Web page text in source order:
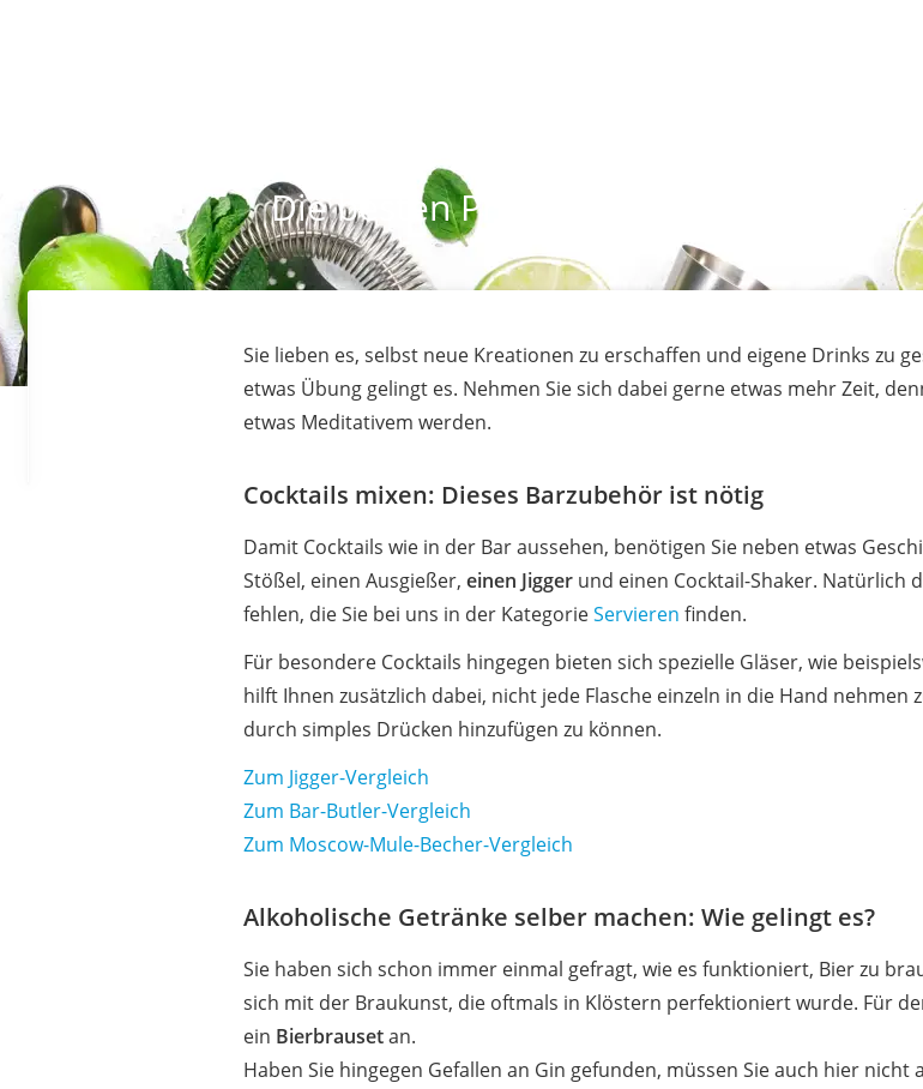
Die besten Produkte aus der Kategorie
Sie lieben es, selbst neue Kreationen zu erschaffen und eigene Drinks zu
etwas Übung gelingt es. Nehmen Sie sich dabei gerne etwas mehr Zeit,
etwas Meditativem werden.
Cocktails mixen: Dieses Barzubehör ist nötig
Damit Cocktails wie in der Bar aussehen, benötigen Sie neben etwas
Stößel, einen Ausgießer,einen Jigger und einen Cocktail-Shaker. Natürlich
fehlen, die Sie bei uns in der KategorieServieren finden.
Für besondere Cocktails hingegen bieten sich spezielle Gläser, wie
hilft Ihnen zusätzlich dabei, nicht jede Flasche einzeln in die Hand
durch simples Drücken hinzufügen zu können.
Zum Jigger-Vergleich
Zum Bar-Butler-Vergleich
Zum Moscow-Mule-Becher-Vergleich
Alkoholische Getränke selber machen: Wie gelingt es?
Sie haben sich schon immer einmal gefragt, wie es funktioniert, Bier zu
sich mit der Braukunst, die oftmals in Klöstern perfektioniert wurde. Für
ein Bierbrausetan.
Haben Sie hingegen Gefallen an Gin gefunden, müssen Sie auch hier